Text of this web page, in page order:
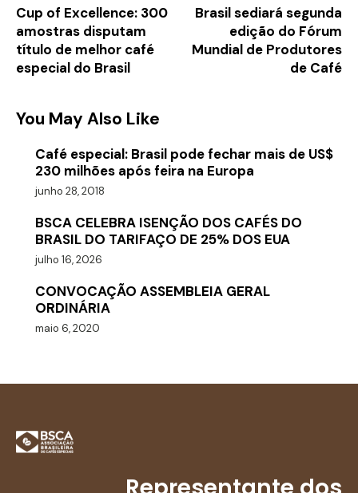
Cup of Excellence: 300
amostras disputam
título de melhor café
especial do Brasil
Brasil sediará segunda
edição do Fórum
Mundial de Produtores
de Café
You May Also Like
Café especial: Brasil pode fechar mais de US$
230 milhões após feira na Europa
junho 28, 2018
BSCA CELEBRA ISENÇÃO DOS CAFÉS DO
BRASIL DO TARIFAÇO DE 25% DOS EUA
julho 16, 2026
CONVOCAÇÃO ASSEMBLEIA GERAL
ORDINÁRIA
maio 6, 2020